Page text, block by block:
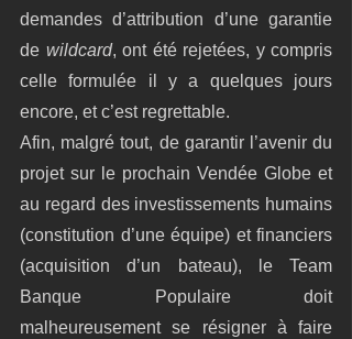
demandes d’attribution d’une garantie
de wildcard, ont été rejetées, y compris
celle formulée il y a quelques jours
encore, et c’est regrettable.
Afin, malgré tout, de garantir l’avenir du
projet sur le prochain Vendée Globe et
au regard des investissements humains
(constitution d’une équipe) et financiers
(acquisition d’un bateau), le Team
Banque Populaire doit
malheureusement se résigner à faire